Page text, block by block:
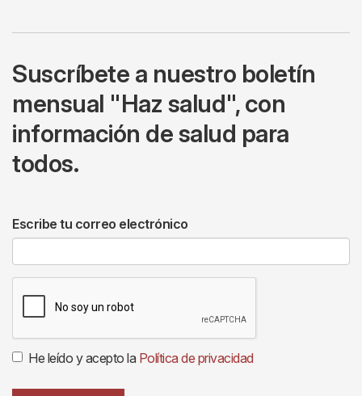
Suscríbete a nuestro boletín
mensual "Haz salud", con
información de salud para
todos.
Escribe tu correo electrónico
He leído y acepto la Política de privacidad